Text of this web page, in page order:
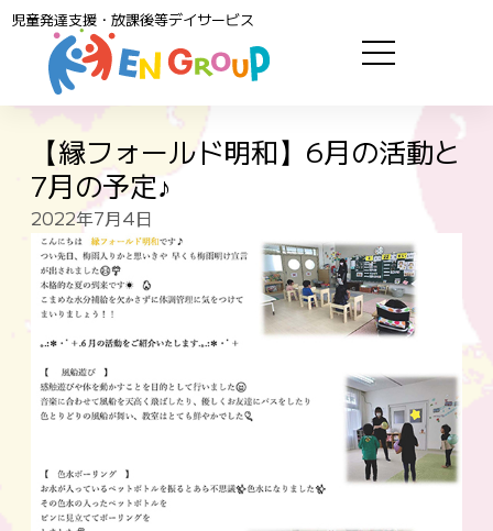
児童発達支援・放課後等デイサービス
【縁フォールド明和】6月の活動と
7月の予定♪
2022年7月4日